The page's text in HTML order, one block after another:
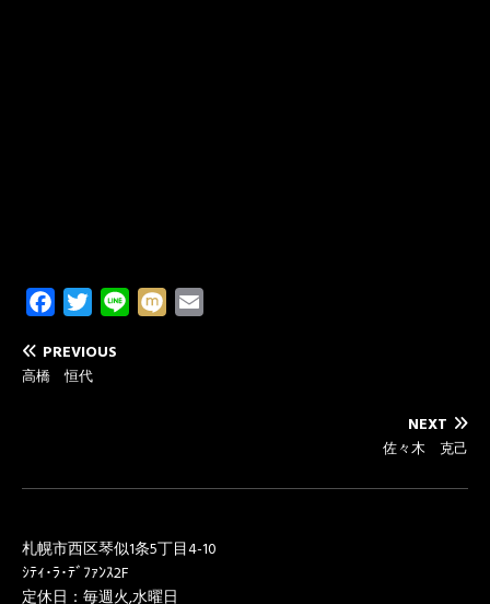
c
i
t
M
PREVIOUS
高橋 恒代
NEXT
佐々木 克己
札幌市西区琴似1条5丁目4-10
ｼﾃｨ･ﾗ･ﾃﾞﾌｧﾝｽ2F
定休日：毎週火,水曜日